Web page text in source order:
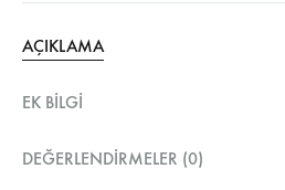
AÇIKLAMA
EK BILGI
DEĞERLENDIRMELER (0)